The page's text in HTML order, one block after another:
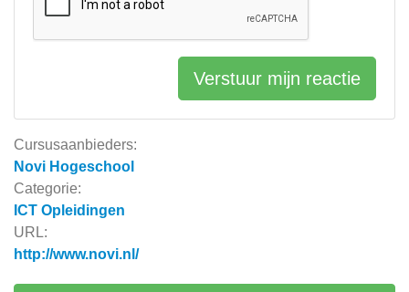
Cursusaanbieders:
Novi Hogeschool
Categorie:
ICT Opleidingen
URL:
http://www.novi.nl/
Verstuur mijn reactie